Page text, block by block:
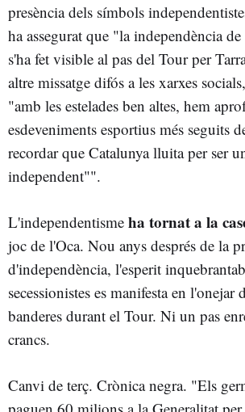
presència dels símbols
ha assegurat que "la independència
s'ha fet visible al pas del Tour per
altre missatge difós a les xarxes
"amb les estelades ben altes, hem
esdeveniments esportius més seguits
recordar que Catalunya lluita per ser
independent"".
L'independentisme ha tornat a la
joc de l'Oca. Nou anys després de la
d'independència, l'esperit
secessionistes es manifesta en l'onejar
banderes durant el Tour. Ni un pas
crancs.
Canvi de terç. Crònica negra. "Els